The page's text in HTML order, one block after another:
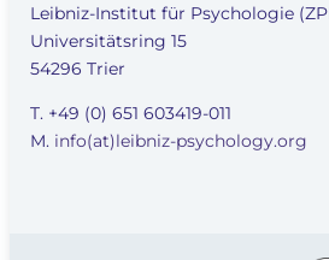
Leibniz-Institut für Psychologie
Universitätsring 15
54296 Trier
T. +49 (0) 651 603419-011
M. info(at)leibniz-psychology.org